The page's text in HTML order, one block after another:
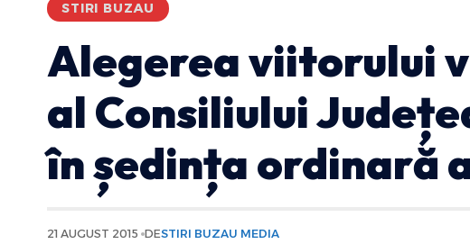
STIRI BUZAU
Alegerea viitorului
al Consiliului
în ședința ordinară
21 AUGUST 2015 DESTIRI BUZAU MEDIA